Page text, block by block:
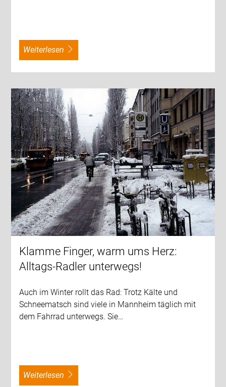
weiterlesen
Klamme Finger, warm ums Herz:
Alltags-Radler unterwegs!
Auch im Winter rollt das Rad: Trotz Kälte und
Schneematsch sind viele in Mannheim täglich mit
dem Fahrrad unterwegs. Sie…
weiterlesen